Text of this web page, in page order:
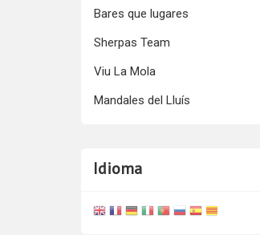
Bares que lugares
Sherpas Team
Viu La Mola
Mandales del Lluís
Idioma